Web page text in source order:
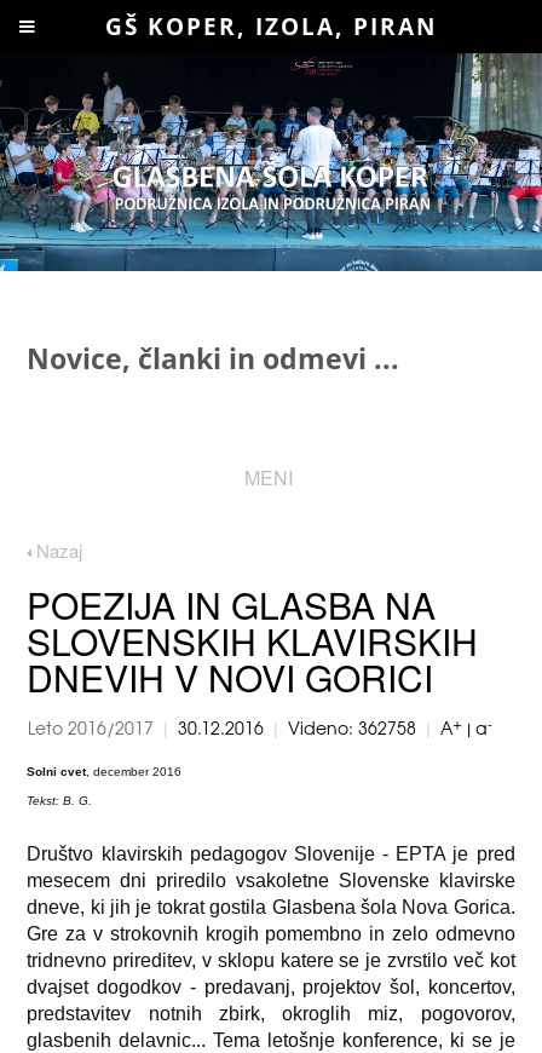
Prosimo,
To
spletno
mesto
vključuje
sistem
dostopnosti.
Novice, članki in odmevi ...
MENI
Nazaj
POEZIJA IN GLASBA NA
SLOVENSKIH KLAVIRSKIH
DNEVIH V NOVI GORICI
Leto 2016/2017 | 30.12.2016 | Videno: 362758 | A+ |a-
Solni cvet, december 2016
Tekst: B. G.
Društvo klavirskih pedagogov Slovenije - EPTA je pred
mesecem dni priredilo vsakoletne Slovenske klavirske
dneve, ki jih je tokrat gostila Glasbena šola Nova Gorica.
Gre za v strokovnih krogih pomembno in zelo odmevno
tridnevno prireditev, v sklopu katere se je zvrstilo več kot
dvajset dogodkov - predavanj, projektov šol, koncertov,
predstavitev notnih zbirk, okroglih miz, pogovorov,
glasbenih delavnic... Tema letošnje konference, ki se je
GŠ KOPER, IZOLA, PIRAN